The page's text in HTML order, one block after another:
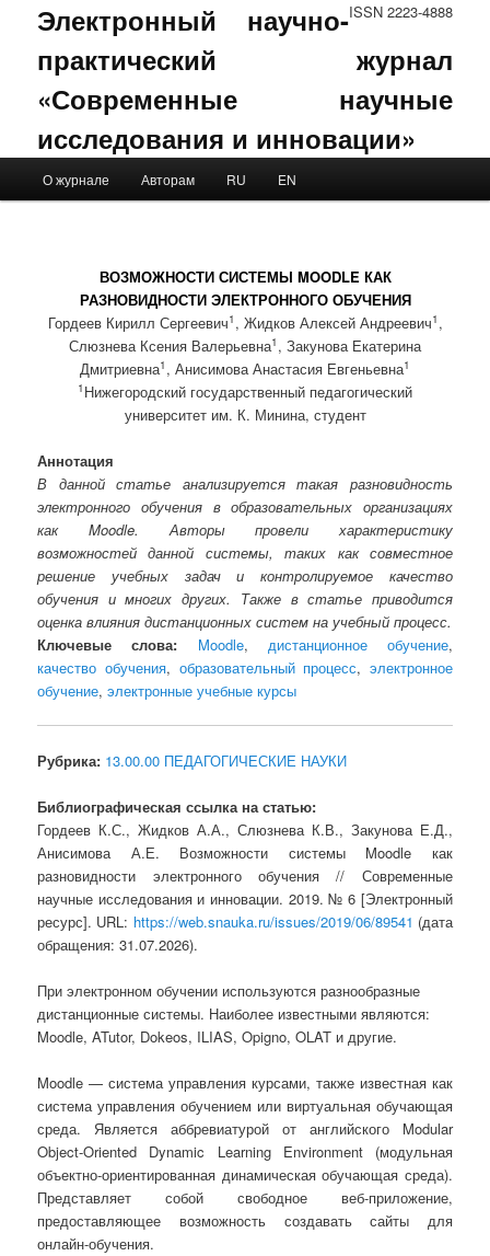
ISSN 2223-4888
Электронный научно-
практический журнал
«Современные научные
исследования и инновации»
Skip to primary content
Skip to secondary content
О журнале Авторам RU EN
ВОЗМОЖНОСТИ СИСТЕМЫ MOODLE КАК
РАЗНОВИДНОСТИ ЭЛЕКТРОННОГО ОБУЧЕНИЯ
Гордеев Кирилл Сергеевич1 , Жидков Алексей Андреевич1 ,
Слюзнева Ксения Валерьевна1 , Закунова Екатерина
Дмитриевна1 , Анисимова Анастасия Евгеньевна1
1 Нижегородский государственный педагогический
университет им. К. Минина, студент
Аннотация
В данной статье анализируется такая разновидность
электронного обучения в образовательных организациях
как Moodle. Авторы провели характеристику
возможностей данной системы, таких как совместное
решение учебных задач и контролируемое качество
обучения и многих других. Также в статье приводится
оценка влияния дистанционных систем на учебный процесс.
Ключевые слова:
Moodle, дистанционное обучение,
качество обучения, образовательный процесс, электронное
обучение,электронные учебные курсы
Рубрика: 13.00.00 ПЕДАГОГИЧЕСКИЕ НАУКИ
Библиографическая ссылка на статью:
Гордеев К.С., Жидков А.А., Слюзнева К.В., Закунова Е.Д.,
Анисимова А.Е. Возможности системы Moodle как
разновидности электронного обучения // Современные
научные исследования и инновации. 2019. № 6 [Электронный
ресурс]. URL: https://web.snauka.ru/issues/2019/06/89541 (дата
обращения: 31.07.2026).
При электронном обучении используются разнообразные
дистанционные системы. Наиболее известными являются:
Moodle, ATutor, Dokeos, ILIAS, Opigno, OLAT и другие.
Moodle — система управления курсами, также известная как
система управления обучением или виртуальная обучающая
среда. Является аббревиатурой от английского Modular
Object-Oriented Dynamic Learning Environment (модульная
объектно-ориентированная динамическая обучающая среда).
Представляет собой свободное веб-приложение,
предоставляющее возможность создавать сайты для
онлайн-обучения.